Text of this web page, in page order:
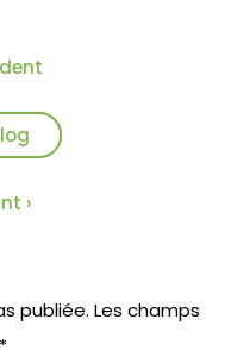
›
publiée. Les champs
*